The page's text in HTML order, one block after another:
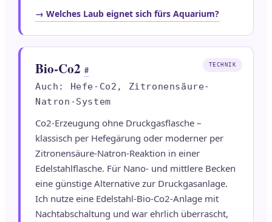
→ Welches Laub eignet sich fürs Aquarium?
Bio-Co2 #
Auch: Hefe-Co2, Zitronensäure-
Natron-System
Co2-Erzeugung ohne Druckgasflasche –
klassisch per Hefegärung oder moderner per
Zitronensäure-Natron-Reaktion in einer
Edelstahlflasche. Für Nano- und mittlere Becken
eine günstige Alternative zur Druckgasanlage.
Ich nutze eine Edelstahl-Bio-Co2-Anlage mit
Nachtabschaltung und war ehrlich überrascht,
TECHNIK